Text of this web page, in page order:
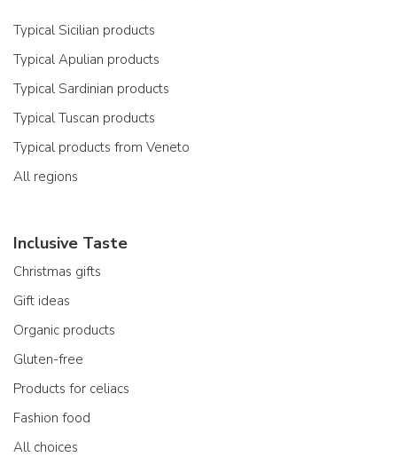
Typical Sicilian products
Typical Apulian products
Typical Sardinian products
Typical Tuscan products
Typical products from Veneto
All regions
Inclusive Taste
Christmas gifts
Gift ideas
Organic products
Gluten-free
Products for celiacs
Fashion food
All choices